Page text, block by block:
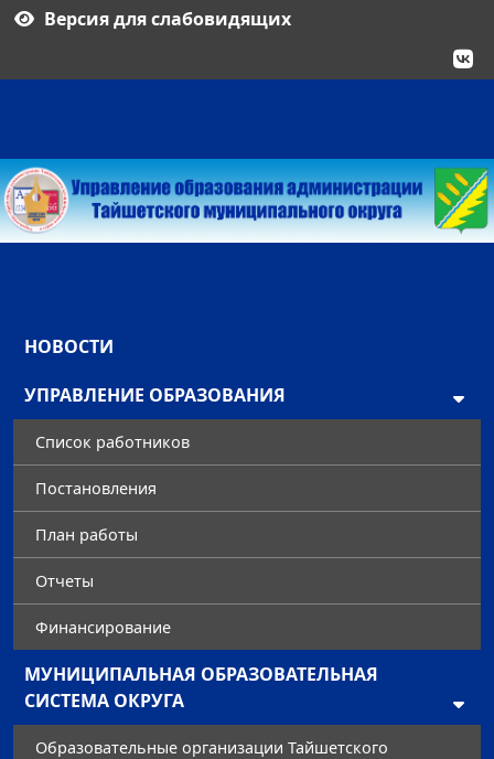
Версия для слабовидящих
НОВОСТИ
УПРАВЛЕНИЕ ОБРАЗОВАНИЯ
Список работников
Постановления
План работы
Отчеты
Финансирование
МУНИЦИПАЛЬНАЯ ОБРАЗОВАТЕЛЬНАЯ
СИСТЕМА ОКРУГА
Образовательные организации Тайшетского